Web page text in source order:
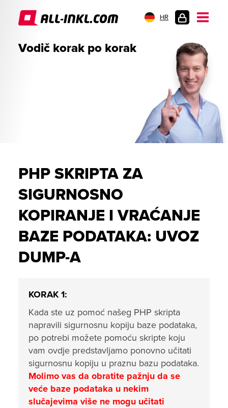
HR
Vodič korak po korak
PHP SKRIPTA ZA
SIGURNOSNO
KOPIRANJE I VRAĆANJE
BAZE PODATAKA: UVOZ
DUMP-A
KORAK 1:
Kada ste uz pomoć našeg PHP skripta
napravili sigurnosnu kopiju baze podataka,
po potrebi možete pomoću skripte koju
vam ovdje predstavljamo ponovno učitati
sigurnosnu kopiju u praznu bazu podataka.
Molimo vas da obratite pažnju da se
veće baze podataka u nekim
slučajevima više ne mogu učitati